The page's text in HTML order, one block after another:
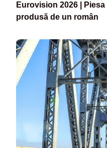
Eurovision 2026 |
produsă de un român